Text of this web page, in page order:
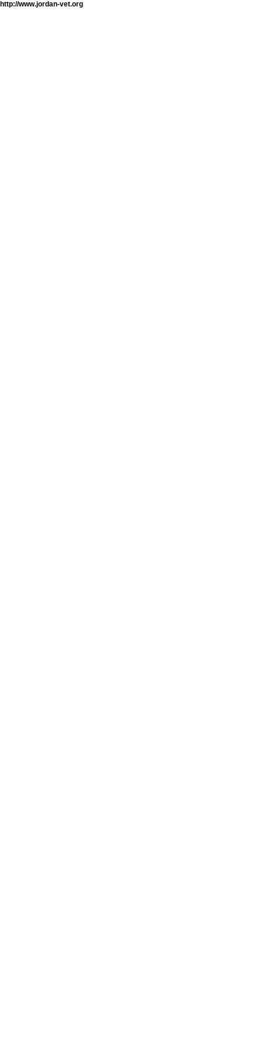
http://www.jordan-vet.org